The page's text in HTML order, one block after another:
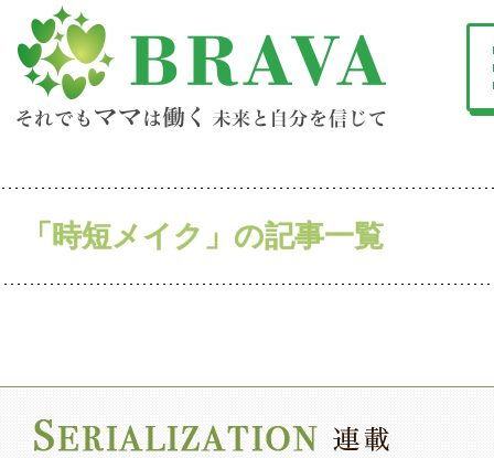
「時短メイク」の記事一覧